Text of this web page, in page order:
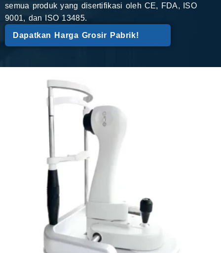
semua produk yang disertifikasi oleh CE, FDA, ISO
9001, dan ISO 13485.
Dapatkan Harga Grosir Pabrik!